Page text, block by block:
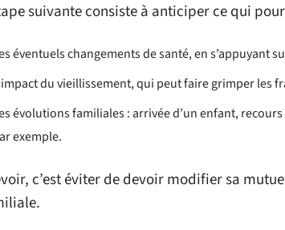
suivante consiste à anticiper ce qui
éventuels changements de santé, en s’appuyant
du vieillissement, qui peut faire grimper les
évolutions familiales : arrivée d’un enfant,
exemple.
c’est éviter de devoir modifier sa